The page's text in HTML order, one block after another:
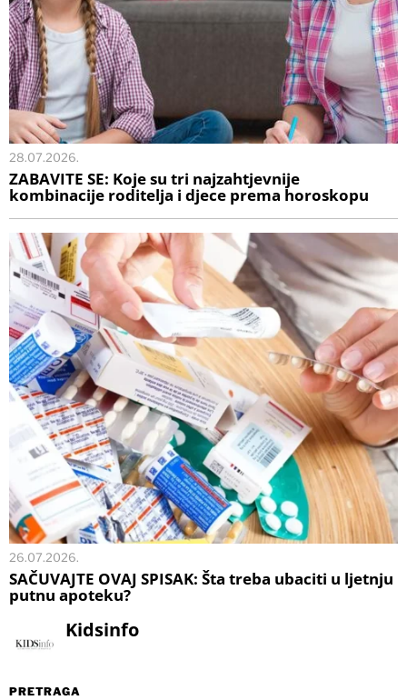
28.07.2026.
ZABAVITE SE: Koje su tri najzahtjevnije
kombinacije roditelja i djece prema horoskopu
26.07.2026.
SAČUVAJTE OVAJ SPISAK: Šta treba ubaciti u ljetnju
putnu apoteku?
Kidsinfo
PRETRAGA